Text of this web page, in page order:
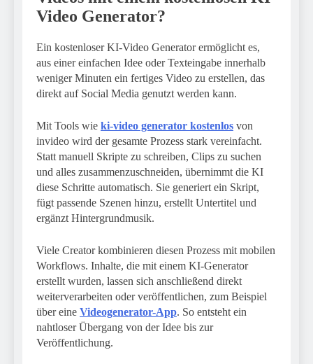
Video Generator?
Ein kostenloser KI-Video Generator ermöglicht es,
aus einer einfachen Idee oder Texteingabe innerhalb
weniger Minuten ein fertiges Video zu erstellen, das
direkt auf Social Media genutzt werden kann.
Mit Tools wie ki-video generator kostenlos von
invideo wird der gesamte Prozess stark vereinfacht.
Statt manuell Skripte zu schreiben, Clips zu suchen
und alles zusammenzuschneiden, übernimmt die KI
diese Schritte automatisch. Sie generiert ein Skript,
fügt passende Szenen hinzu, erstellt Untertitel und
ergänzt Hintergrundmusik.
Viele Creator kombinieren diesen Prozess mit mobilen
Workflows. Inhalte, die mit einem KI-Generator
erstellt wurden, lassen sich anschließend direkt
weiterverarbeiten oder veröffentlichen, zum Beispiel
über eine Videogenerator-App. So entsteht ein
nahtloser Übergang von der Idee bis zur
Veröffentlichung.